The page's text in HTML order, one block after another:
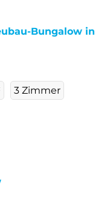
Bungalow in
3 Zimmer